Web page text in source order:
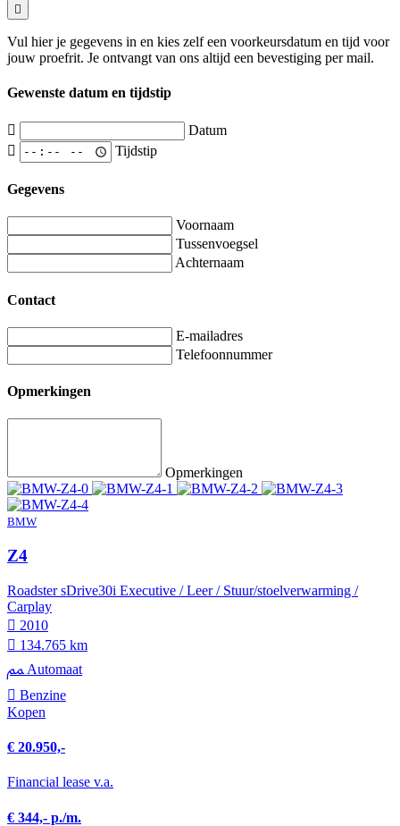
Vul hier je gegevens in en kies zelf een voorkeursdatum en tijd voor
jouw proefrit. Je ontvangt van ons altijd een bevestiging per mail.
Gewenste datum en tijdstip
Datum
Tijdstip
Gegevens
Voornaam
Tussenvoegsel
Achternaam
Contact
E-mailadres
Telefoonnummer
Opmerkingen
Opmerkingen
BMW
Z4
Roadster sDrive30i Executive / Leer / Stuur/stoelverwarming /
Carplay
2010
134.765 km
Automaat
Benzine
Kopen
€ 20.950,-
Financial lease v.a.
€ 344,- p./m.